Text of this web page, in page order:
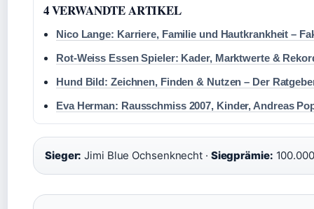
4 VERWANDTE ARTIKEL
Nico Lange: Karriere, Familie und Hautkrankheit –
Rot-Weiss Essen Spieler: Kader, Marktwerte &
Hund Bild: Zeichnen, Finden & Nutzen – Der
Eva Herman: Rausschmiss 2007, Kinder, Andreas
Sieger: Jimi Blue Ochsenknecht · Siegprämie: